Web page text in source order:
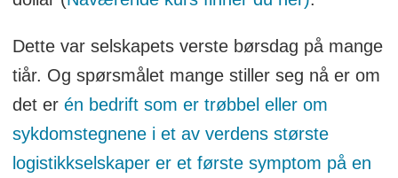
Dette var selskapets verste børsdag på mange
tiår. Og spørsmålet mange stiller seg nå er om
det erén bedrift som er trøbbel eller om
sykdomstegnene i et av verdens største
logistikkselskaper er et første symptom på en